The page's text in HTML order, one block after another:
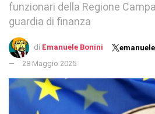
funzionari della Regione
guardia di finanza
di Emanuele Bonini
28 Maggio 2025